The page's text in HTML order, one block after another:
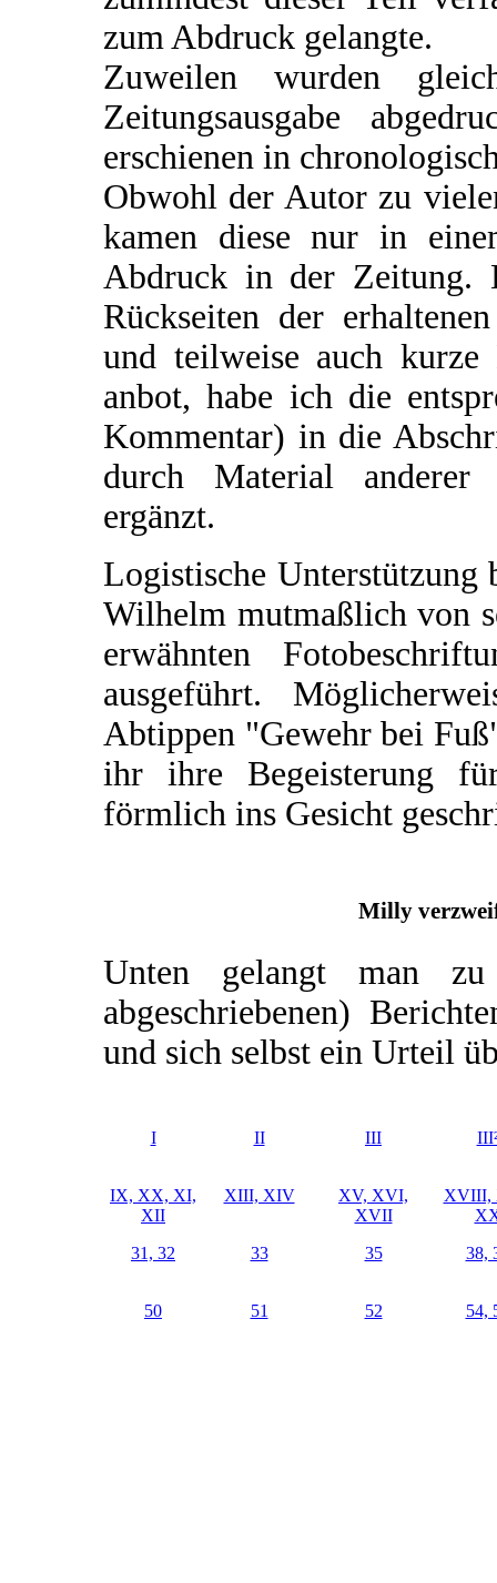
zum Abdruck gelangte.
Zuweilen wurden
Zeitungsausgabe
erschienen in
Obwohl der Autor zu
kamen diese nur in
Abdruck in der Zeitung.
Rückseiten der
und teilweise auch
anbot, habe ich die
Kommentar) in die
durch Material anderer
ergänzt.
Logistische
Wilhelm mutmaßlich von
erwähnten
ausgeführt.
Abtippen "Gewehr bei
ihr ihre Begeisterung
förmlich ins Gesicht
Milly
Unten gelangt man
abgeschriebenen)
und sich selbst ein Urteil
I II III
IX, XX, XI,
XII
XIII, XIV
XV, XVI,
XVII
XVIII,
31, 32
33 35 38,
50 51 52 54,